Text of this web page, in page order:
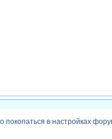
покопаться в настройках